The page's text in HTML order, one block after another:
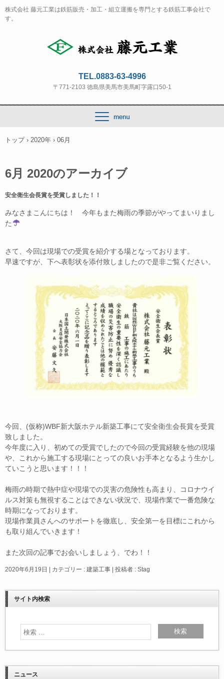
株式会社 藤元工業は鉄筋販売・加工・組立運搬を専門とする鉄筋工事会社で
す。
TEL.0883-63-4996
〒771-2103 徳島県美馬市美馬町字露口50-1
トップ › 2020年 › 06月
6月 2020のアーカイブ
安全衛生会長賞を受賞しました！！
みなさまこんにちは！ 今年もまた梅雨の季節がやってまいりまし
た
さて、今回は現場での受賞を紹介する場となっております。
早速ですが、下へ表彰状を添付致しましたので是非ご覧ください。
今回、(仮称)WBF新大阪ホテル新築工事にて安全衛生会長賞を受賞
致しました。
今年度に入り、初めての受賞でしたので今回の受賞経験を他の現場
や、これから施工する現場にとっての良いお手本となるよう生かし
ていこうと思います！！！
梅雨の時期で熱中症や現場での災害の危険性も高まり、コロナウイ
ルス対策も無視することはできない状況で、現場作業で一番危険な
時期になっております。
現場作業員さんへのサポートを徹底し、安全第一を目標にこれから
も取り組んでいきます！
また次回の記事でお会いしましょう、でわ！！
2020年6月19日 | カテゴリー : 建築工事 | 投稿者 : Stag
サイト内検索
ニュース